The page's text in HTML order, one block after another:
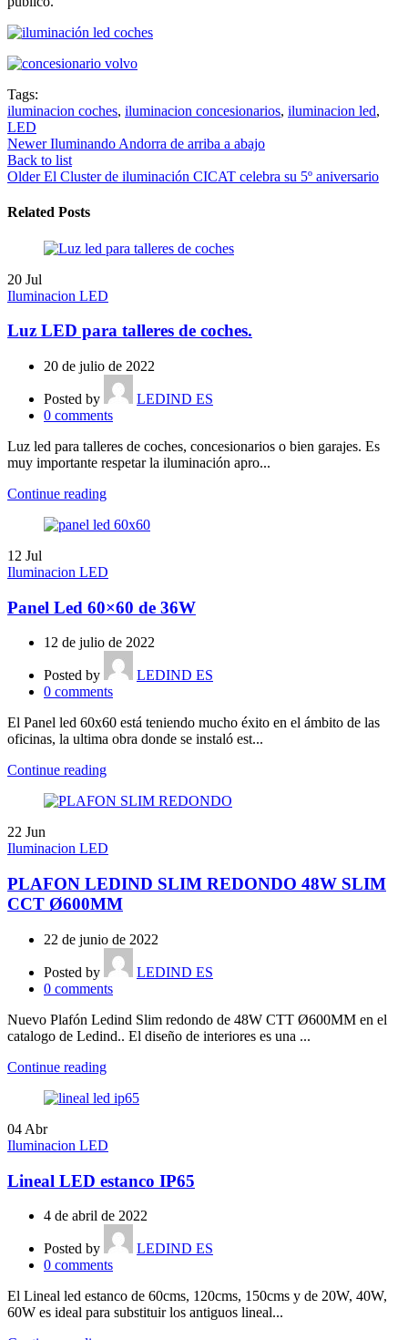
Tags:
iluminacion coches, iluminacion concesionarios, iluminacion led,
LED
Newer Iluminando Andorra de arriba a abajo
Back to list
Older El Cluster de iluminación CICAT celebra su 5º aniversario
Related Posts
20 Jul
Iluminacion LED
Luz LED para talleres de coches.
20 de julio de 2022
Posted by
LEDIND ES
0 comments
Luz led para talleres de coches, concesionarios o bien garajes. Es
muy importante respetar la iluminación apro...
Continue reading
12 Jul
Iluminacion LED
Panel Led 60×60 de 36W
12 de julio de 2022
Posted by
LEDIND ES
0 comments
El Panel led 60x60 está teniendo mucho éxito en el ámbito de las
oficinas, la ultima obra donde se instaló est...
Continue reading
22 Jun
Iluminacion LED
PLAFON LEDIND SLIM REDONDO 48W SLIM
CCT Ø600MM
22 de junio de 2022
Posted by
LEDIND ES
0 comments
Nuevo Plafón Ledind Slim redondo de 48W CTT Ø600MM en el
catalogo de Ledind.. El diseño de interiores es una ...
Continue reading
04 Abr
Iluminacion LED
Lineal LED estanco IP65
4 de abril de 2022
Posted by
LEDIND ES
0 comments
El Lineal led estanco de 60cms, 120cms, 150cms y de 20W, 40W,
60W es ideal para substituir los antiguos lineal...